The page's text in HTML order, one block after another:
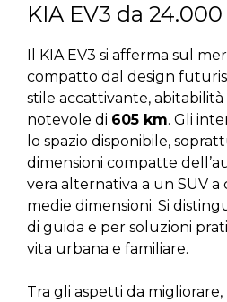
KIA EV3 da
Il KIA EV3 si afferma sul
compatto dal design
stile accattivante, abitabilità
notevole di 605 km. Gli
lo spazio disponibile,
dimensioni compatte
vera alternativa a un SUV
medie dimensioni. Si
di guida e per soluzioni
vita urbana e familiare.
Tra gli aspetti da migliorare,